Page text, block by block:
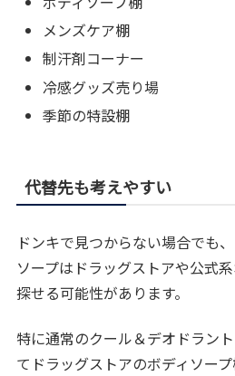
メンズケア棚
制汗剤コーナー
冷感グッズ売り場
季節の特設棚
代替先も考えやすい
ドンキで見つからない場合でも
ソープはドラッグストアや公式
探せる可能性があります。
特に通常のクール＆デオドラン
てドラッグストアのボディソー